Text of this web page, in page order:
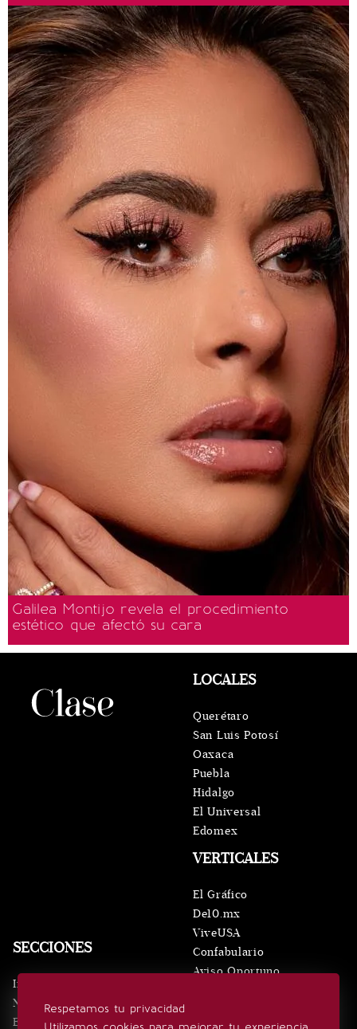
Galilea Montijo revela el procedimiento
estético que afectó su cara
Respetamos tu privacidad
SECCIONES
Inicio
Noticias
Eventos
VERTICALES
El Gráfico
De10.mx
ViveUSA
Confabulario
Aviso Oportuno
LOCALES
Querétaro
San Luis Potosí
Oaxaca
Puebla
Hidalgo
El Universal
Edomex